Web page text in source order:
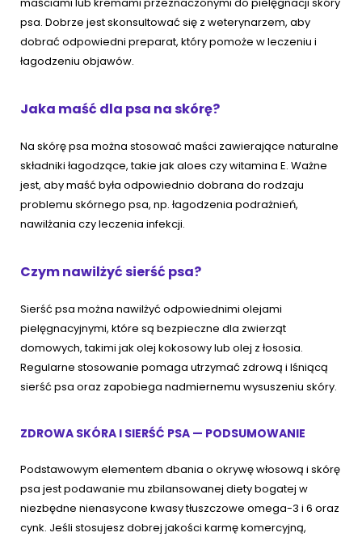
maściami lub kremami przeznaczonymi do pielęgnacji skóry
psa. Dobrze jest skonsultować się z weterynarzem, aby
dobrać odpowiedni preparat, który pomoże w leczeniu i
łagodzeniu objawów.
Jaka maść dla psa na skórę?
Na skórę psa można stosować maści zawierające naturalne
składniki łagodzące, takie jak aloes czy witamina E. Ważne
jest, aby maść była odpowiednio dobrana do rodzaju
problemu skórnego psa, np. łagodzenia podrażnień,
nawilżania czy leczenia infekcji.
Czym nawilżyć sierść psa?
Sierść psa można nawilżyć odpowiednimi olejami
pielęgnacyjnymi, które są bezpieczne dla zwierząt
domowych, takimi jak olej kokosowy lub olej z łososia.
Regularne stosowanie pomaga utrzymać zdrową i lśniącą
sierść psa oraz zapobiega nadmiernemu wysuszeniu skóry.
ZDROWA SKÓRA I SIERŚĆ PSA — PODSUMOWANIE
Podstawowym elementem dbania o okrywę włosową i skórę
psa jest podawanie mu zbilansowanej diety bogatej w
niezbędne nienasycone kwasy tłuszczowe omega-3 i 6 oraz
cynk. Jeśli stosujesz dobrej jakości karmę komercyjną,